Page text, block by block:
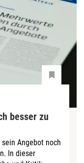
besser zu
sein Angebot noch
In dieser